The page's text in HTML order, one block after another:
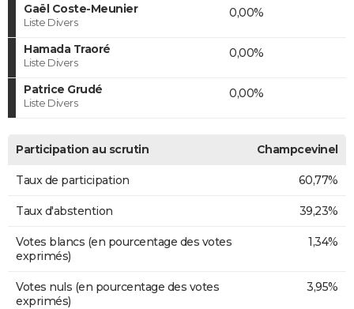
Gaël Coste-Meunier
Liste Divers
0,00%
Hamada Traoré
Liste Divers
0,00%
Patrice Grudé
Liste Divers
0,00%
Participation au scrutin Champcevinel
Taux de participation 60,77%
Taux d'abstention 39,23%
Votes blancs (en pourcentage des votes
exprimés)
1,34%
Votes nuls (en pourcentage des votes
exprimés)
3,95%